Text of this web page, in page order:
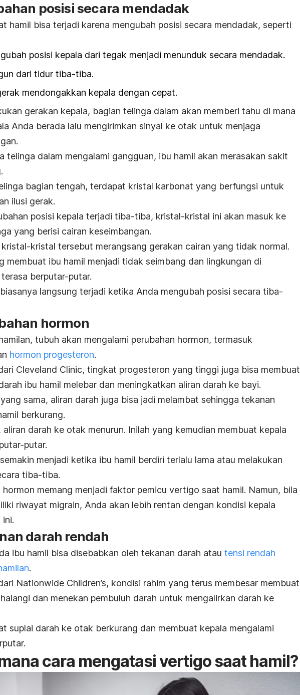
posisi secara mendadak
hamil bisa terjadi karena mengubah posisi secara mendadak, seperti
posisi kepala dari tegak menjadi menunduk secara mendadak.
dari tidur tiba-tiba.
mendongakkan kepala dengan cepat.
gerakan kepala, bagian telinga dalam akan memberi tahu di mana
Anda berada lalu mengirimkan sinyal ke otak untuk menjaga
telinga dalam mengalami gangguan, ibu hamil akan merasakan sakit
bagian tengah, terdapat kristal karbonat yang berfungsi untuk
ilusi gerak.
posisi kepala terjadi tiba-tiba, kristal-kristal ini akan masuk ke
yang berisi cairan keseimbangan.
kristal tersebut merangsang gerakan cairan yang tidak normal.
membuat ibu hamil menjadi tidak seimbang dan lingkungan di
berputar-putar.
langsung terjadi ketika Anda mengubah posisi secara tiba-
hormon
tubuh akan mengalami perubahan hormon, termasuk
hormon progesteron.
Cleveland Clinic, tingkat progesteron yang tinggi juga bisa membuat
ibu hamil melebar dan meningkatkan aliran darah ke bayi.
sama, aliran darah juga bisa jadi melambat sehingga tekanan
berkurang.
darah ke otak menurun. Inilah yang kemudian membuat kepala
putar.
menjadi ketika ibu hamil berdiri terlalu lama atau melakukan
tiba-tiba.
hormon memang menjadi faktor pemicu vertigo saat hamil. Namun, bila
riwayat migrain, Anda akan lebih rentan dengan kondisi kepala
ini.
darah rendah
ibu hamil bisa disebabkan oleh tekanan darah atau tensi rendah
.
Nationwide Children’s, kondisi rahim yang terus membesar membuat
dan menekan pembuluh darah untuk mengalirkan darah ke
suplai darah ke otak berkurang dan membuat kepala mengalami
cara mengatasi vertigo saat hamil?